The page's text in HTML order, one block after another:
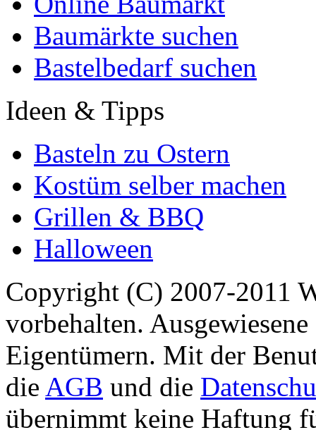
Baumärkte suchen
Bastelbedarf suchen
Ideen & Tipps
Basteln zu Ostern
Kostüm selber machen
Grillen & BBQ
Halloween
Copyright (C) 2007-2011
vorbehalten.
Eigentümern. Mit der
die AGB und die
übernimmt keine Haftung